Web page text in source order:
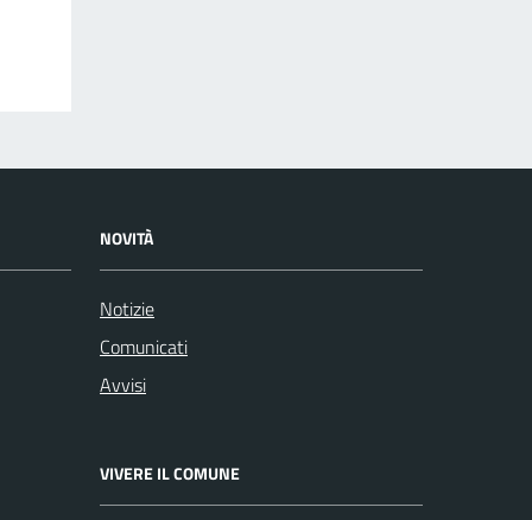
NOVITÀ
Notizie
Comunicati
Avvisi
VIVERE IL COMUNE